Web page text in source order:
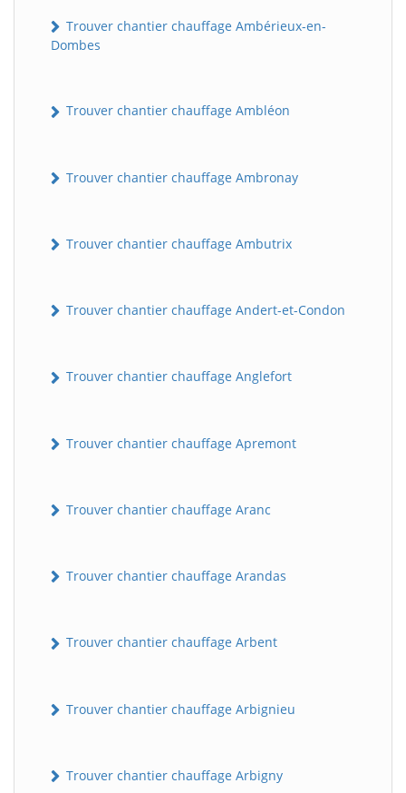
Trouver chantier chauffage Ambérieux-en-
Dombes
Trouver chantier chauffage Ambléon
Trouver chantier chauffage Ambronay
Trouver chantier chauffage Ambutrix
Trouver chantier chauffage Andert-et-Condon
Trouver chantier chauffage Anglefort
Trouver chantier chauffage Apremont
Trouver chantier chauffage Aranc
Trouver chantier chauffage Arandas
Trouver chantier chauffage Arbent
Trouver chantier chauffage Arbignieu
Trouver chantier chauffage Arbigny